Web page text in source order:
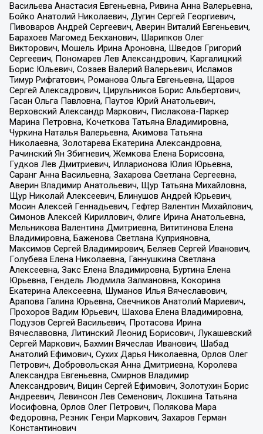
Васильева Анастасия Евгеньевна, Ривина Анна Валерьевна,
Бойко Анатолий Николаевич, Дугин Сергей Георгиевич,
Пивоваров Андрей Сергеевич, Аверин Виталий Евгеньевич,
Барахоев Магомед Бекханович, Шарипков Олег
Викторович, Мошель Ирина Ароновна, Шведов Григорий
Сергеевич, Пономарев Лев Александрович, Каргалицкий
Борис Юльевич, Созаев Валерий Валерьевич, Исламов
Тимур Рифгатович, Романова Ольга Евгеньевна, Щаров
Сергей Алексадрович, Цирульников Борис Альбертович,
Гасан Ольга Павловна, Паутов Юрий Анатольевич,
Верховский Александр Маркович, Пислакова-Паркер
Марина Петровна, Кочеткова Татьяна Владимировна,
Чуркина Наталья Валерьевна, Акимова Татьяна
Николаевна, Золотарева Екатерина Александровна,
Рачинский Ян Збигневич, Жемкова Елена Борисовна,
Гудков Лев Дмитриевич, Илларионова Юлия Юрьевна,
Саранг Анна Васильевна, Захарова Светлана Сергеевна,
Аверин Владимир Анатольевич, Щур Татьяна Михайловна,
Щур Николай Алексеевич, Блинушов Андрей Юрьевич,
Мосин Алексей Геннадьевич, Гефтер Валентин Михайлович,
Симонов Алексей Кириллович, Флиге Ирина Анатольевна,
Мельникова Валентина Дмитриевна, Вититинова Елена
Владимировна, Баженова Светлана Куприяновна,
Максимов Сергей Владимирович, Беляев Сергей Иванович,
Голубева Елена Николаевна, Ганнушкина Светлана
Алексеевна, Закс Елена Владимировна, Буртина Елена
Юрьевна, Гендель Людмила Залмановна, Кокорина
Екатерина Алексеевна, Шуманов Илья Вячеславович,
Арапова Галина Юрьевна, Свечников Анатолий Мариевич,
Прохоров Вадим Юрьевич, Шахова Елена Владимировна,
Подузов Сергей Васильевич, Протасова Ирина
Вячеславовна, Литинский Леонид Борисович, Лукашевский
Сергей Маркович, Бахмин Вячеслав Иванович, Шабад
Анатолий Ефимович, Сухих Дарья Николаевна, Орлов Олег
Петрович, Добровольская Анна Дмитриевна, Королева
Александра Евгеньевна, Смирнов Владимир
Александрович, Вицин Сергей Ефимович, Золотухин Борис
Андреевич, Левинсон Лев Семенович, Локшина Татьяна
Иосифовна, Орлов Олег Петрович, Полякова Мара
Федоровна, Резник Генри Маркович, Захаров Герман
Константинович